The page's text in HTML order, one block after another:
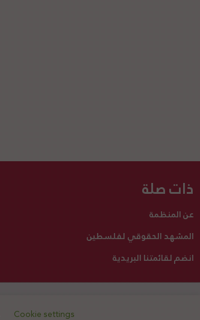
ذات صلة
عن المنظمة
المشهد الحقوقي لفلسطين
انضم لقائمتنا البريدية
اتصل بنا تبرع لنا
Cookie settings